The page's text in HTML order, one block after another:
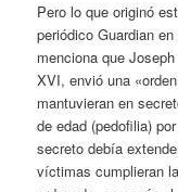
Pero lo que originó
periódico Guardian
menciona que
XVI, envió una
mantuvieran en
de edad (pedofilia)
secreto debía
víctimas cumplieran